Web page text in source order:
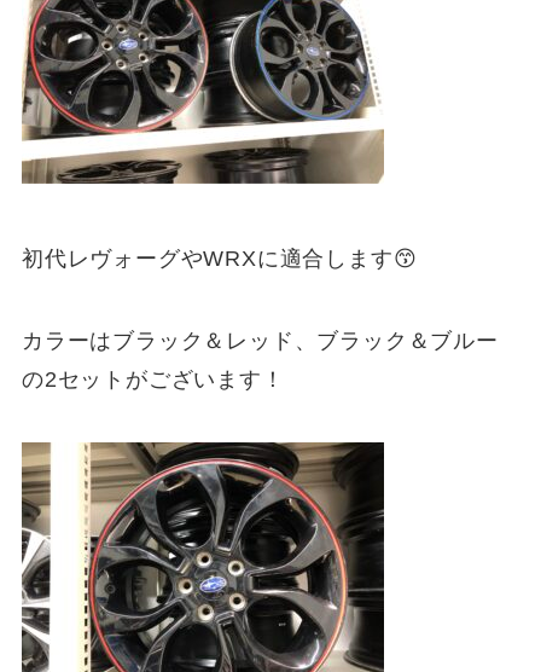
初代レヴォーグやWRXに適合します😙
カラーはブラック＆レッド、ブラック＆ブルー
の2セットがございます！